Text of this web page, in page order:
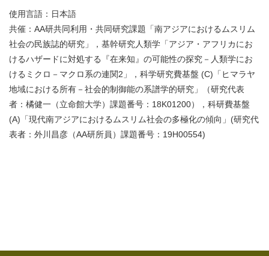
使用言語：日本語
共催：AA研共同利用・共同研究課題「南アジアにおけるムスリム
社会の民族誌的研究」，基幹研究人類学「アジア・アフリカにお
けるハザードに対処する『在来知』の可能性の探究－人類学にお
けるミクロ－マクロ系の連関2」，科学研究費基盤 (C)「ヒマラヤ
地域における所有－社会的制御能の系譜学的研究」（研究代表
者：橘健一（立命館大学）課題番号：18K01200），科研費基盤
(A)「現代南アジアにおけるムスリム社会の多極化の傾向」(研究代
表者：外川昌彦（AA研所員）課題番号：19H00554)